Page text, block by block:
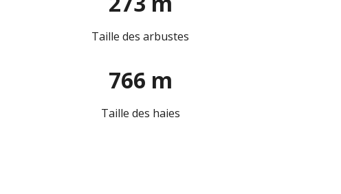
Taille des arbustes
766 m
Taille des haies